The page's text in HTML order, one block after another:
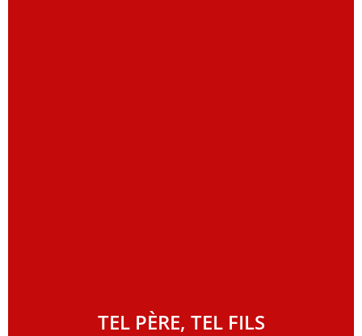
TEL PÈRE, TEL FILS